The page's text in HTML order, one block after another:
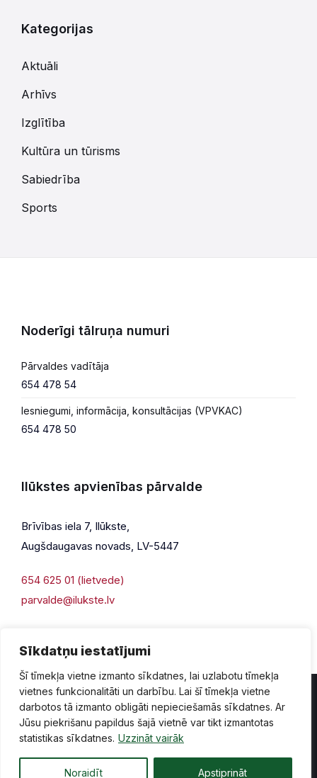
Sīkdatņu iestatījumi
Šī tīmekļa vietne izmanto sīkdatnes, lai uzlabotu tīmekļa
vietnes funkcionalitāti un darbību. Lai šī tīmekļa vietne
darbotos tā izmanto obligāti nepieciešamās sīkdatnes. Ar
Jūsu piekrišanu papildus šajā vietnē var tikt izmantotas
statistikas sīkdatnes. Uzzināt vairāk
Noraidīt Apstiprināt
Kategorijas
Aktuāli
Arhīvs
Izglītība
Kultūra un tūrisms
Sabiedrība
Sports
Noderīgi tālruņa numuri
Pārvaldes vadītāja
654 478 54
Iesniegumi, informācija, konsultācijas (VPVKAC)
654 478 50
Ilūkstes apvienības pārvalde
Brīvības iela 7, Ilūkste,
Augšdaugavas novads, LV-5447
654 625 01 (lietvede)
parvalde@ilukste.lv
Privātuma politika Piekļūstamība
Lapas karte